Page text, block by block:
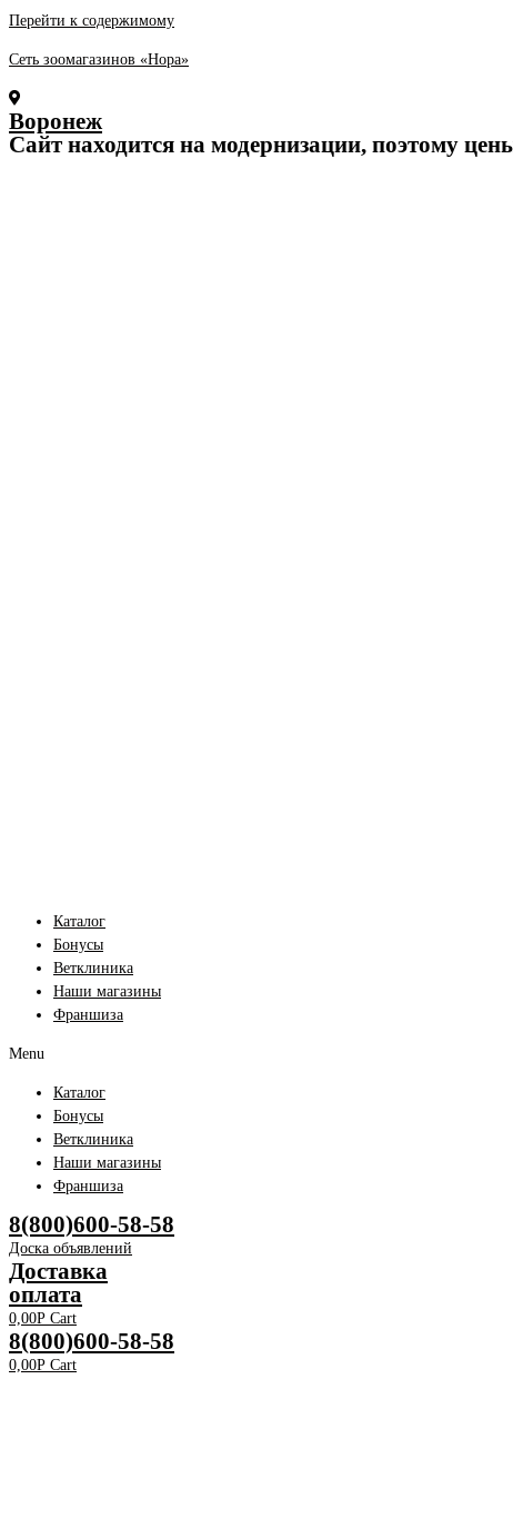
Перейти к содержимому
Сеть зоомагазинов «Нора»
Воронеж
Cайт находится на модернизации, поэтому
Каталог
Бонусы
Ветклиника
Наши магазины
Франшиза
Menu
Каталог
Бонусы
Ветклиника
Наши магазины
Франшиза
8(800)600-58-58
Доска объявлений
Доставка
оплата
0,00Р Cart
8(800)600-58-58
0,00Р Cart